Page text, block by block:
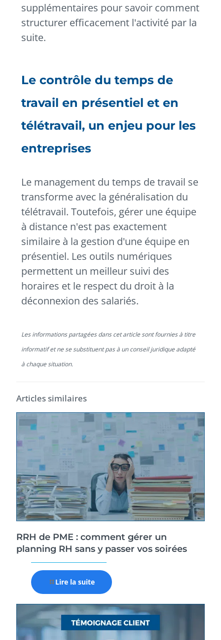
supplémentaires pour savoir comment
structurer efficacement l'activité par la
suite.
Le contrôle du temps de
travail en présentiel et en
télétravail, un enjeu pour les
entreprises
Le management du temps de travail se
transforme avec la généralisation du
télétravail. Toutefois, gérer une équipe
à distance n'est pas exactement
similaire à la gestion d'une équipe en
présentiel. Les outils numériques
permettent un meilleur suivi des
horaires et le respect du droit à la
déconnexion des salariés.
Les informations partagées dans cet article sont fournies à titre
informatif et ne se substituent pas à un conseil juridique adapté
à chaque situation.
Articles similaires
RRH de PME : comment gérer un
planning RH sans y passer vos soirées
Lire la suite